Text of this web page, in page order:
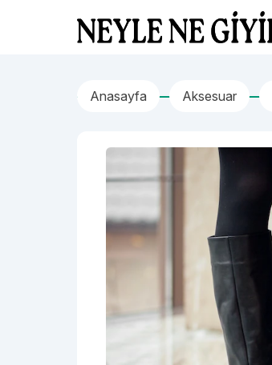
Neyle Ne Giyilir
Anasayfa Aksesuar